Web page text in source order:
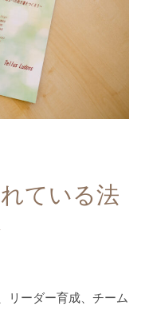
ている法
リーダー育成、チーム